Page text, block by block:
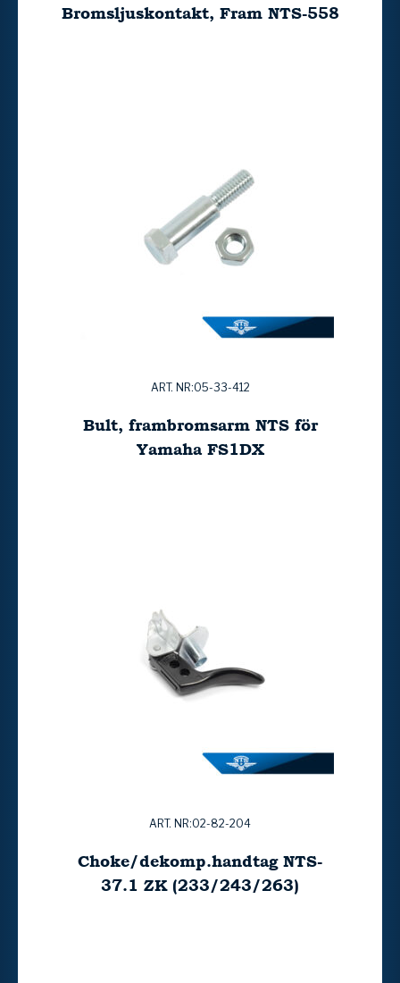
Bromsljuskontakt, Fram NTS-558
ART. NR:05-33-412
Bult, frambromsarm NTS för
Yamaha FS1DX
ART. NR:02-82-204
Choke/dekomp.handtag NTS-
37.1 ZK (233/243/263)